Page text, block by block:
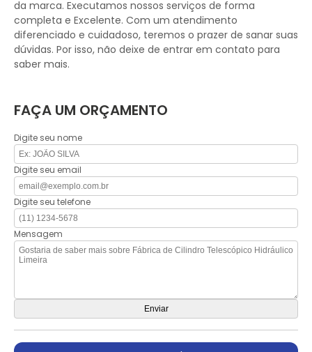
da marca. Executamos nossos serviços de forma
completa e Excelente. Com um atendimento
diferenciado e cuidadoso, teremos o prazer de sanar suas
dúvidas. Por isso, não deixe de entrar em contato para
saber mais.
FAÇA UM ORÇAMENTO
Digite seu nome
Digite seu email
Digite seu telefone
Mensagem